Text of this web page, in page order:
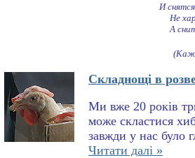
И
Не
А
Складнощі в
Ми вже 20 років
може скластися
завжди у нас було
Читати далі »